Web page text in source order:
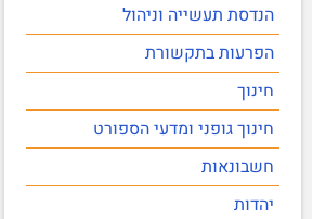
הנדסת תעשייה וניהול
הפרעות בתקשורת
חינוך
חינוך גופני ומדעי הספורט
חשבונאות
יהדות